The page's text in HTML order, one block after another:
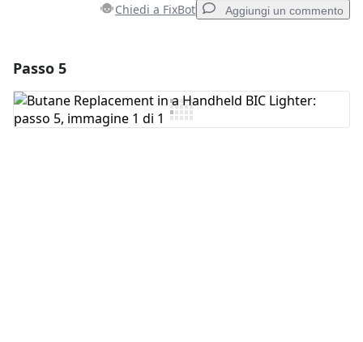
Chiedi a FixBot Aggiungi un commento
Aggiungi Commento
Passo 5